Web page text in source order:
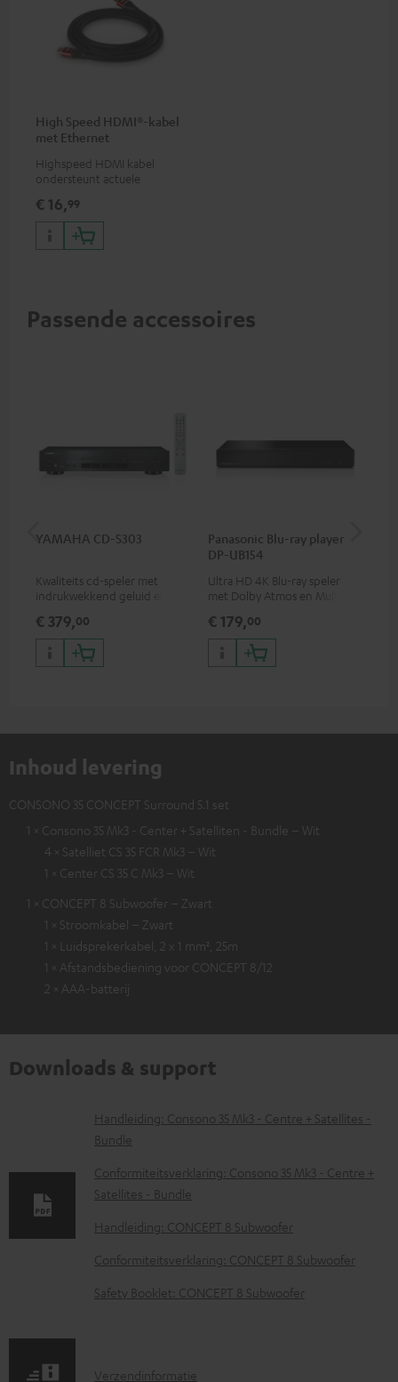
High Speed HDMI®-kabel
met Ethernet
Highspeed HDMI kabel
ondersteunt actuele
4K 3D
€ 16,99
Passende accessoires
YAMAHA CD-S303
Kwaliteits cd-speler met
indrukwekkend geluid en
€ 379,00
Panasonic Blu-ray player
DP-UB154
Ultra HD 4K Blu-ray speler
met Dolby Atmos en Multi
waaronder HDR10+ voor
superieure beeldkwaliteit met
levensecht contrast en
kleuren
€ 179,00
Inhoud levering
CONSONO 35 CONCEPT Surround 5.1 set
1 × Consono 35 Mk3 - Center + Satelliten - Bundle – Wit
4 × Satelliet CS 35 FCR Mk3 – Wit
1 × Center CS 35 C Mk3 – Wit
1 × CONCEPT 8 Subwoofer – Zwart
1 × Stroomkabel – Zwart
1 × Luidsprekerkabel, 2 x 1 mm², 25m
1 × Afstandsbediening voor CONCEPT 8/12
2 × AAA-batterij
Downloads & support
D
o
w
n
l
o
d
Handleiding: Consono 35 Mk3 - Centre + Satellites -
Bundle
Conformiteitsverklaring: Consono 35 Mk3 - Centre +
Satellites - Bundle
Handleiding: CONCEPT 8 Subwoofer
Conformiteitsverklaring: CONCEPT 8 Subwoofer
Safety Booklet: CONCEPT 8 Subwoofer
V
Verzendinformatie